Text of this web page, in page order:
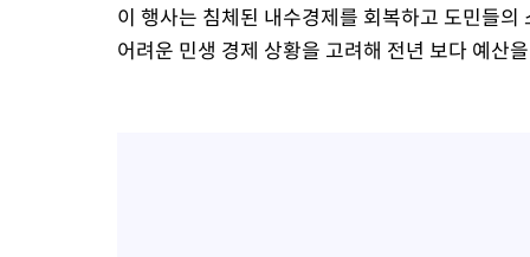
이 행사는 침체된 내수경제를 회복하고 도민들
어려운 민생 경제 상황을 고려해 전년 보다 예산